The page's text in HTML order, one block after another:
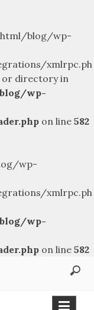
blog/wp-
xmlrpc.ph
or directory in
wp-
on line 582
wp-
xmlrpc.ph
wp-
on line 582